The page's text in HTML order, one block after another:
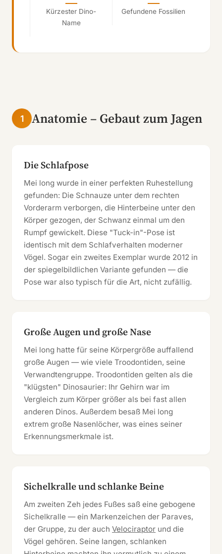
Kürzester Dino-
Name
Gefundene Fossilien
1 Anatomie – Gebaut zum Jagen
Die Schlafpose
Mei long wurde in einer perfekten Ruhestellung
gefunden: Die Schnauze unter dem rechten
Vorderarm verborgen, die Hinterbeine unter den
Körper gezogen, der Schwanz einmal um den
Rumpf gewickelt. Diese "Tuck-in"-Pose ist
identisch mit dem Schlafverhalten moderner
Vögel. Sogar ein zweites Exemplar wurde 2012 in
der spiegelbildlichen Variante gefunden — die
Pose war also typisch für die Art, nicht zufällig.
Große Augen und große Nase
Mei long hatte für seine Körpergröße auffallend
große Augen — wie viele Troodontiden, seine
Verwandtengruppe. Troodontiden gelten als die
"klügsten" Dinosaurier: Ihr Gehirn war im
Vergleich zum Körper größer als bei fast allen
anderen Dinos. Außerdem besaß Mei long
extrem große Nasenlöcher, was eines seiner
Erkennungsmerkmale ist.
Sichelkralle und schlanke Beine
Am zweiten Zeh jedes Fußes saß eine gebogene
Sichelkralle — ein Markenzeichen der Paraves,
der Gruppe, zu der auch Velociraptor und die
Vögel gehören. Seine langen, schlanken